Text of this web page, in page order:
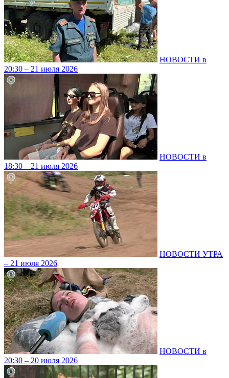
НОВОСТИ в
20:30 – 21 июля 2026
НОВОСТИ в
18:30 – 21 июля 2026
НОВОСТИ УТРА
– 21 июля 2026
НОВОСТИ в
20:30 – 20 июля 2026